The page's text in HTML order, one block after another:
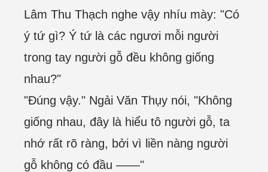
Lâm Thu Thạch nghe vậy nhíu mày: "Có
ý tứ gì? Ý tứ là các ngươi mỗi người
trong tay người gỗ đều không giống
nhau?"
"Đúng vậy." Ngải Văn Thụy nói, "Không
giống nhau, đây là hiểu tô người gỗ, ta
nhớ rất rõ ràng, bởi vì liền nàng người
gỗ không có đầu ——"